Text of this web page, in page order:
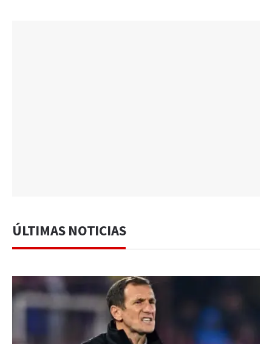
ÚLTIMAS NOTICIAS